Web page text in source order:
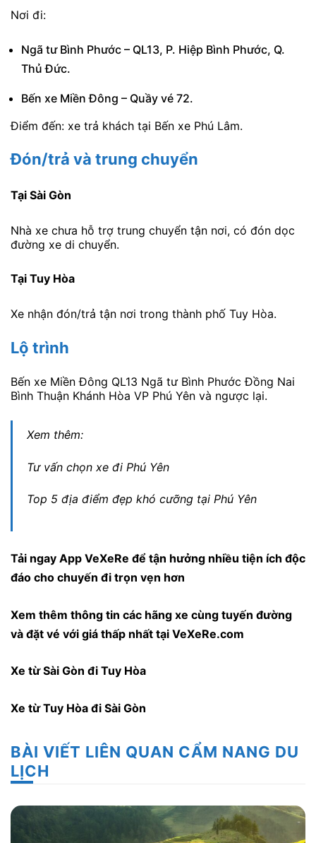
Nơi đi:
Ngã tư Bình Phước – QL13, P. Hiệp Bình Phước, Q.
Thủ Đức.
Bến xe Miền Đông – Quầy vé 72.
Điểm đến: xe trả khách tại Bến xe Phú Lâm.
Đón/trả và trung chuyển
Tại Sài Gòn
Nhà xe chưa hỗ trợ trung chuyển tận nơi, có đón dọc
đường xe di chuyển.
Tại Tuy Hòa
Xe nhận đón/trả tận nơi trong thành phố Tuy Hòa.
Lộ trình
Bến xe Miền Đông QL13 Ngã tư Bình Phước Đồng Nai
Bình Thuận Khánh Hòa VP Phú Yên và ngược lại.
Xem thêm:
Tư vấn chọn xe đi Phú Yên
Top 5 địa điểm đẹp khó cưỡng tại Phú Yên
Tải ngay App VeXeRe để tận hưởng nhiều tiện ích độc
đáo cho chuyến đi trọn vẹn hơn
Xem thêm thông tin các hãng xe cùng tuyến đường
và đặt vé với giá thấp nhất tại VeXeRe.com
Xe từ Sài Gòn đi Tuy Hòa
Xe từ Tuy Hòa đi Sài Gòn
BÀI VIẾT LIÊN QUAN CẨM NANG DU
LỊCH